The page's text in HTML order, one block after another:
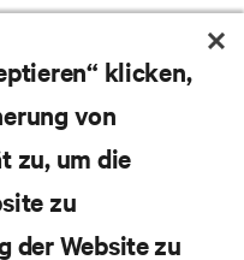
und erhalten
klicken,
von
zu, um die
zu
der Website zu